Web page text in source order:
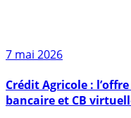
7 mai 2026